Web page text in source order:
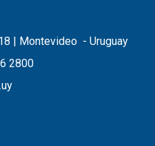
| Montevideo - Uruguay
2800